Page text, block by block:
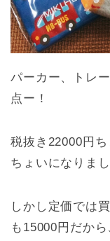
パーカー、トレ
点ー！
税抜き22000円
ちょいになりま
しかし定価では
も15000円だか